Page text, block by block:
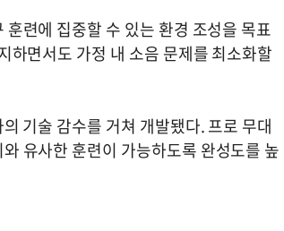
련에 집중할 수 있는 환경 조성을 목표
하면서도 가정 내 소음 문제를 최소화할
기술 감수를 거쳐 개발됐다. 프로 무대
유사한 훈련이 가능하도록 완성도를 높